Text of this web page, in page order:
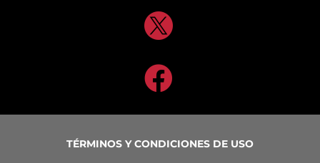


TÉRMINOS Y CONDICIONES DE USO